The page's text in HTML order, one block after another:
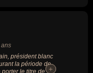
est notamment
de son
mari. Des
et des
cependant sa
de l'homme, la
du fait
ans
président blanc
la période de
+
+